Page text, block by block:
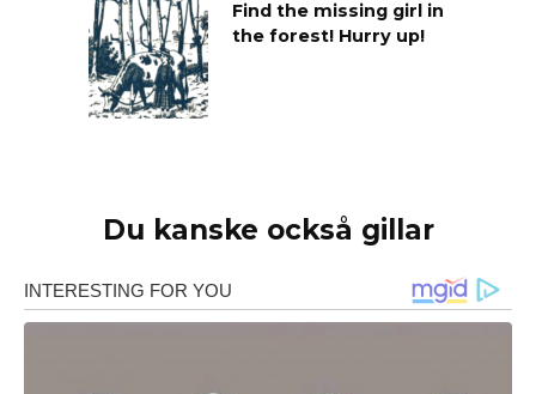
Find the missing girl in
the forest! Hurry up!
Du kanske också gillar